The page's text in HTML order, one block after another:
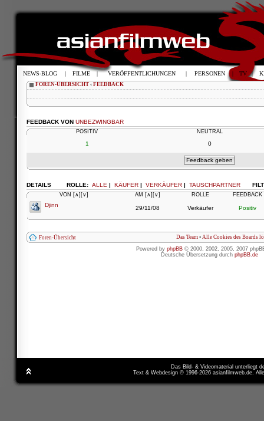
FOREN-ÜBERSICHT ‹ FEEDBACK
FEEDBACK VON UNBEZWINGBAR
POSITIV NEUTRAL
1 0
ROLLE: ALLE | KÄUFER | VERKÄUFER | TAUSCHPARTNER
DETAILS
VON [∧] [∨] AM [∧] [∨] ROLLE FEEDBACK
Djinn 29/11/08 Verkäufer Positiv
Foren-Übersicht Das Team • Alle Cookies des Boards
Powered by phpBB © 2000, 2002, 2005, 2007
Deutsche Übersetzung durch phpBB.de
Das Bild- & Videomaterial unterliegt
Text & Webdesign © 1996-2026 asianfilmweb.de.
NEWS-BLOG | FILME | VERÖFFENTLICHUNGEN | PERSONEN | TV |